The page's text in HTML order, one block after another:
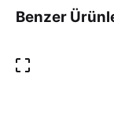
Benzer